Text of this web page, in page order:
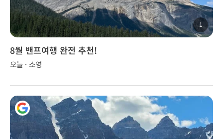
1
8월 밴프여행 완전 추천!
오늘 · 소영